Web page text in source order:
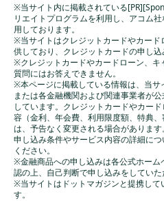
※当サイト内に掲載されている
リエイトプログラムを利用し、アコム
用しております。
※当サイトはクレジットカードやカー
供しており、クレジットカードの申し込
※クレジットカードやカードローン、
質問にはお答えできません。
※本ページに掲載している情報は、当サ
または各金融機関および関連事業者が
しています。クレジットカードやカー
容（金利、年会費、利用限度額、特典
は、予告なく変更される場合がありま
申し込み条件やサービス内容の詳細に
ください。
※金融商品への申し込みは各公式ホー
認の上、自己判断で申し込みをしていた
※当サイトはドットマガジンと提携して
す。